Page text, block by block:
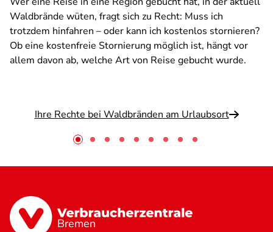
Waldbrände wüten, fragt sich zu Recht: Muss ich
trotzdem hinfahren – oder kann ich kostenlos stornieren?
Ob eine kostenfreie Stornierung möglich ist, hängt vor
allem davon ab, welche Art von Reise gebucht wurde.
Ihre Rechte bei Waldbränden am Urlaubsort
Bremen